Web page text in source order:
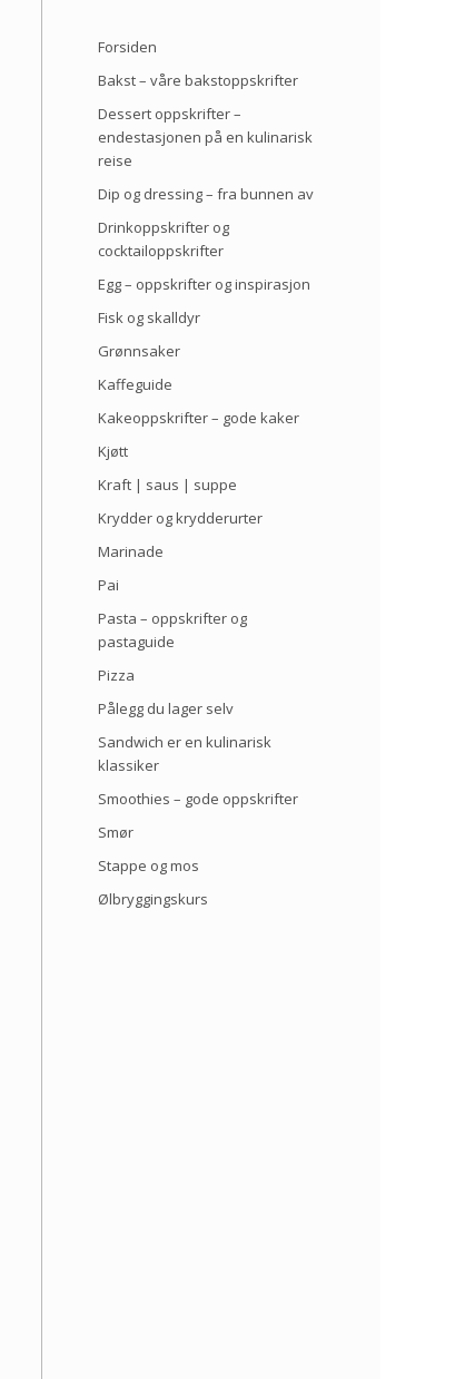
Forsiden
Bakst – våre bakstoppskrifter
Dessert oppskrifter –
endestasjonen på en kulinarisk
reise
Dip og dressing – fra bunnen av
Drinkoppskrifter og
cocktailoppskrifter
Egg – oppskrifter og inspirasjon
Fisk og skalldyr
Grønnsaker
Kaffeguide
Kakeoppskrifter – gode kaker
Kjøtt
Kraft | saus | suppe
Krydder og krydderurter
Marinade
Pai
Pasta – oppskrifter og
pastaguide
Pizza
Pålegg du lager selv
Sandwich er en kulinarisk
klassiker
Smoothies – gode oppskrifter
Smør
Stappe og mos
Ølbryggingskurs